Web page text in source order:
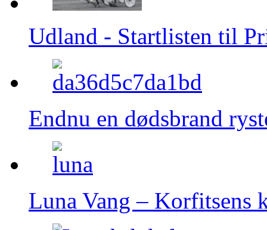
Udland - Startlisten til
Endnu en dødsbrand
Luna Vang – Korfitsens